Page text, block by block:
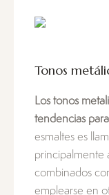
Tonos
Los tonos
tendencias
esmaltes es
principalmente
combinados
emplearse en